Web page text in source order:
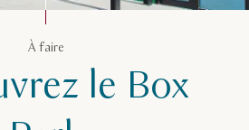
À faire
le Box